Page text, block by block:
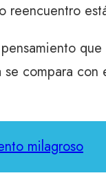
que
compara con
milagroso